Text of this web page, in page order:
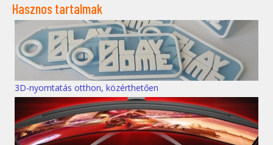
Hasznos tartalmak
3D-nyomtatás otthon, közérthetően